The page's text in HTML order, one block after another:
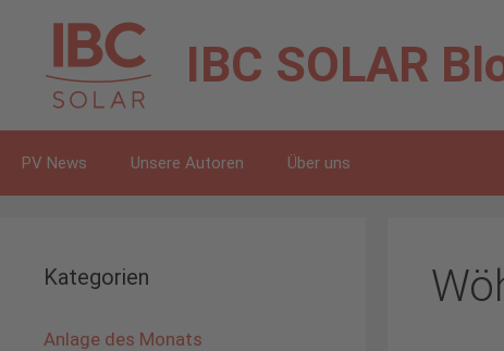
springen
IBC SOLAR
PV News Unsere Autoren Über uns
Kategorien
Anlage des Monats